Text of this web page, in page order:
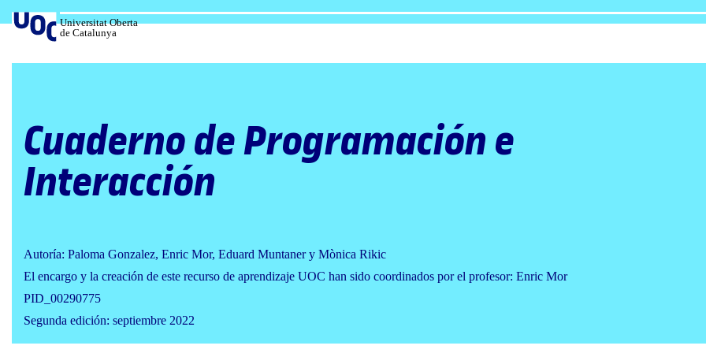
al
contenido
Universitat Oberta
de Catalunya
Cuaderno de Programación e
Interacción
Autoría: Paloma Gonzalez, Enric Mor, Eduard Muntaner y Mònica Rikic
El encargo y la creación de este recurso de aprendizaje UOC han sido coordinados por el profesor: Enric Mor
PID_00290775
Segunda edición: septiembre 2022